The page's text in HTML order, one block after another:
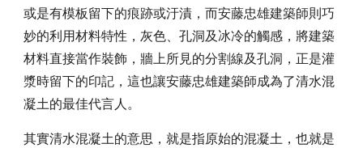
或是有模板留下的痕跡或汙漬，而安藤忠雄建築師則巧
妙的利用材料特性，灰色、孔洞及冰冷的觸感，將建築
材料直接當作裝飾，牆上所見的分割線及孔洞，正是灌
漿時留下的印記，這也讓安藤忠雄建築師成為了清水混
凝土的最佳代言人。
其實清水混凝土的意思，就是指原始的混凝土，也就是